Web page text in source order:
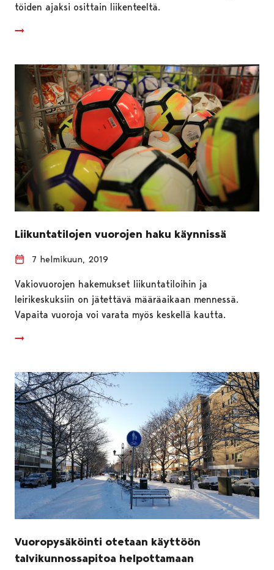
töiden ajaksi osittain liikenteeltä.
Liikuntatilojen vuorojen haku käynnissä
7 helmikuun, 2019
Vakiovuorojen hakemukset liikuntatiloihin ja
leirikeskuksiin on jätettävä määräaikaan mennessä.
Vapaita vuoroja voi varata myös keskellä kautta.
Vuoropysäköinti otetaan käyttöön
talvikunnossapitoa helpottamaan